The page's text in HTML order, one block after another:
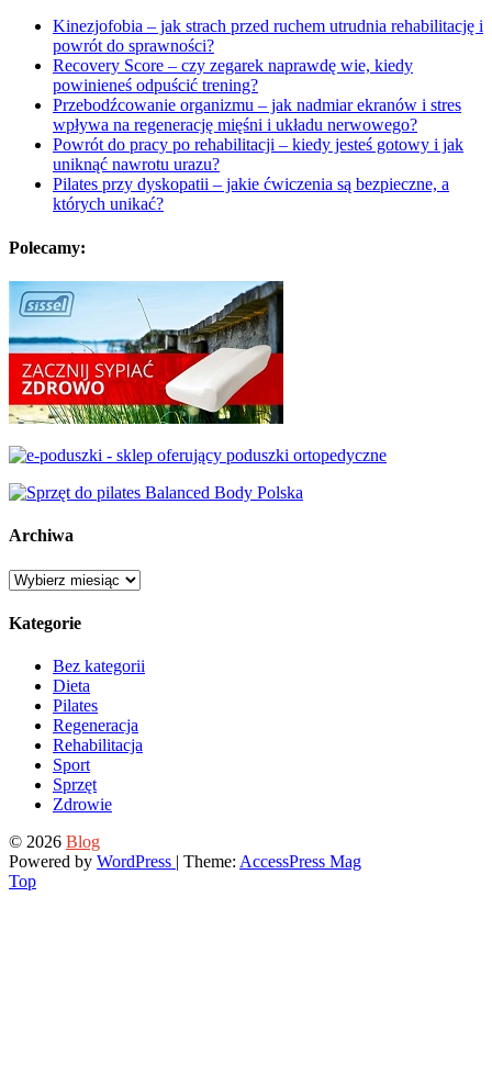
Kinezjofobia – jak strach przed ruchem utrudnia rehabilitację i
powrót do sprawności?
Recovery Score – czy zegarek naprawdę wie, kiedy
powinieneś odpuścić trening?
Przebodźcowanie organizmu – jak nadmiar ekranów i stres
wpływa na regenerację mięśni i układu nerwowego?
Powrót do pracy po rehabilitacji – kiedy jesteś gotowy i jak
uniknąć nawrotu urazu?
Pilates przy dyskopatii – jakie ćwiczenia są bezpieczne, a
których unikać?
Polecamy:
Archiwa
Archiwa
Kategorie
Bez kategorii
Dieta
Pilates
Regeneracja
Rehabilitacja
Sport
Sprzęt
Zdrowie
© 2026 Blog
Powered by WordPress | Theme: AccessPress Mag
Top